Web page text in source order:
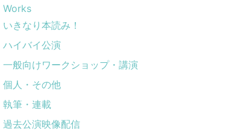
Works
いきなり本読み！
ハイバイ公演
一般向けワークショップ・講演
個人・その他
執筆・連載
過去公演映像配信